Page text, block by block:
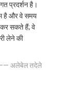
प्रदर्शन है।
है और वे समय
कर सकते हैं; वे
लेने की
अलेबेल तदेले